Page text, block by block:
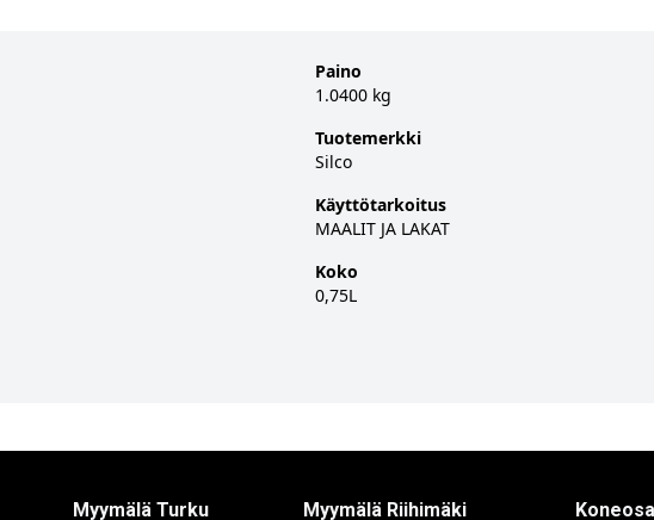
Paino
1.0400 kg
Tuotemerkki
Silco
Käyttötarkoitus
MAALIT JA LAKAT
Koko
0,75L
Myymälä Turku Myymälä Riihimäki